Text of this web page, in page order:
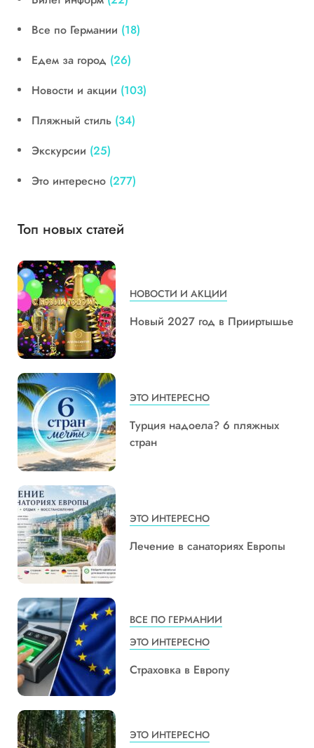
Все по Германии (18)
Едем за город (26)
Новости и акции (103)
Пляжный стиль (34)
Экскурсии (25)
Это интересно (277)
Топ новых статей
НОВОСТИ И АКЦИИ
Новый 2027 год в Прииртышье
ЭТО ИНТЕРЕСНО
Турция надоела? 6 пляжных
стран
ЭТО ИНТЕРЕСНО
Лечение в санаториях Европы
ВСЕ ПО ГЕРМАНИИ
ЭТО ИНТЕРЕСНО
Страховка в Европу
ЭТО ИНТЕРЕСНО